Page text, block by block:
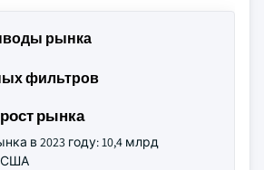
рынка
фильтров
рынка
в 2023 году: 10,4 млрд
США